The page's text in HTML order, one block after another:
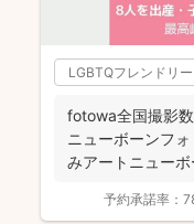
LGBTQフレンドリー
fotowa全国撮影
ニューボーンフ
みアートニュー
予約承諾率：